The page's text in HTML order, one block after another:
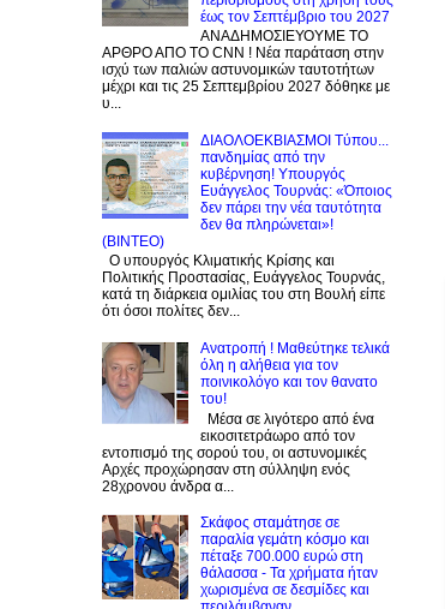
έως τον Σεπτέμβριο του 2027
ΑΝΑΔΗΜΟΣΙΕΥΟΥΜΕ ΤΟ
ΑΡΘΡΟ ΑΠΟ ΤΟ CNN ! Νέα παράταση στην
ισχύ των παλιών αστυνομικών ταυτοτήτων
μέχρι και τις 25 Σεπτεμβρίου 2027 δόθηκε με
υ...
ΔΙΑΟΛΟΕΚΒΙΑΣΜΟΙ Tύπου...
πανδημίας από την
κυβέρνηση! Υπουργός
Ευάγγελος Τουρνάς: «Όποιος
δεν πάρει την νέα ταυτότητα
δεν θα πληρώνεται»!
(BINTEO)
Ο υπουργός Κλιματικής Κρίσης και
Πολιτικής Προστασίας, Ευάγγελος Τουρνάς,
κατά τη διάρκεια ομιλίας του στη Βουλή είπε
ότι όσοι πολίτες δεν...
Ανατροπή ! Mαθεύτηκε τελικά
όλη η αλήθεια για τον
ποινικολόγο και τον θανατο
του!
Μέσα σε λιγότερο από ένα
εικοσιτετράωρο από τον
εντοπισμό της σορού του, οι αστυνομικές
Αρχές προχώρησαν στη σύλληψη ενός
28χρονου άνδρα α...
Σκάφος σταμάτησε σε
παραλία γεμάτη κόσμο και
πέταξε 700.000 ευρώ στη
θάλασσα - Τα χρήματα ήταν
χωρισμένα σε δεσμίδες και